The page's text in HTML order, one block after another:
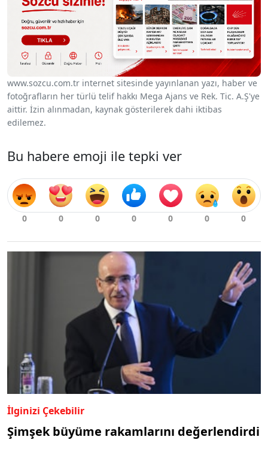
www.sozcu.com.tr internet sitesinde yayınlanan yazı, haber ve
fotoğrafların her türlü telif hakkı Mega Ajans ve Rek. Tic. A.Ş'ye
aittir. İzin alınmadan, kaynak gösterilerek dahi iktibas
edilemez.
Bu habere emoji ile tepki ver
İlginizi Çekebilir
Şimşek büyüme rakamlarını değerlendirdi